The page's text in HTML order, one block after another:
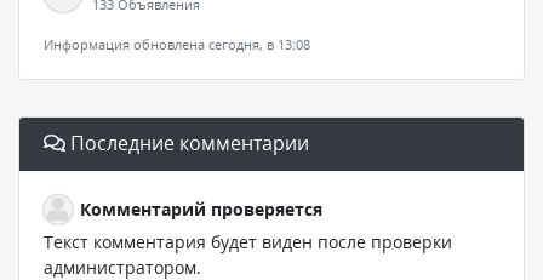
133 Объявления
Информация обновлена сегодня, в 13:08
Последние комментарии
Комментарий проверяется
Текст комментария будет виден после проверки
администратором.